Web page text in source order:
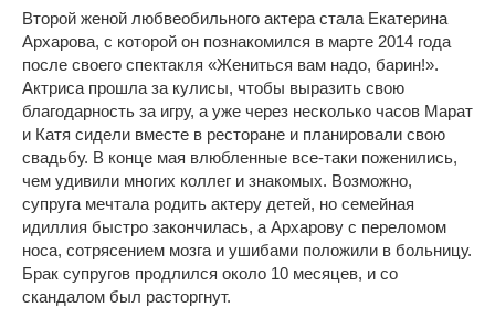
Второй женой любвеобильного актера стала Екатерина
Архарова, с которой он познакомился в марте 2014 года
после своего спектакля «Жениться вам надо, барин!».
Актриса прошла за кулисы, чтобы выразить свою
благодарность за игру, а уже через несколько часов Марат
и Катя сидели вместе в ресторане и планировали свою
свадьбу. В конце мая влюбленные все-таки поженились,
чем удивили многих коллег и знакомых. Возможно,
супруга мечтала родить актеру детей, но семейная
идиллия быстро закончилась, а Архарову с переломом
носа, сотрясением мозга и ушибами положили в больницу.
Брак супругов продлился около 10 месяцев, и со
скандалом был расторгнут.